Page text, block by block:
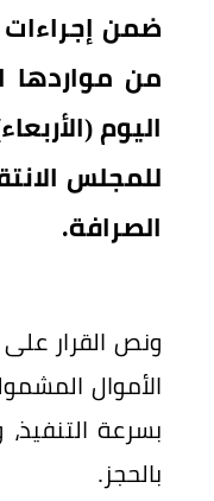
ضمن إجراءات
من مواردها
اليوم
للمجلس
الصرافة.
ونص القرار
الأموال
بسرعة
بالحجز.